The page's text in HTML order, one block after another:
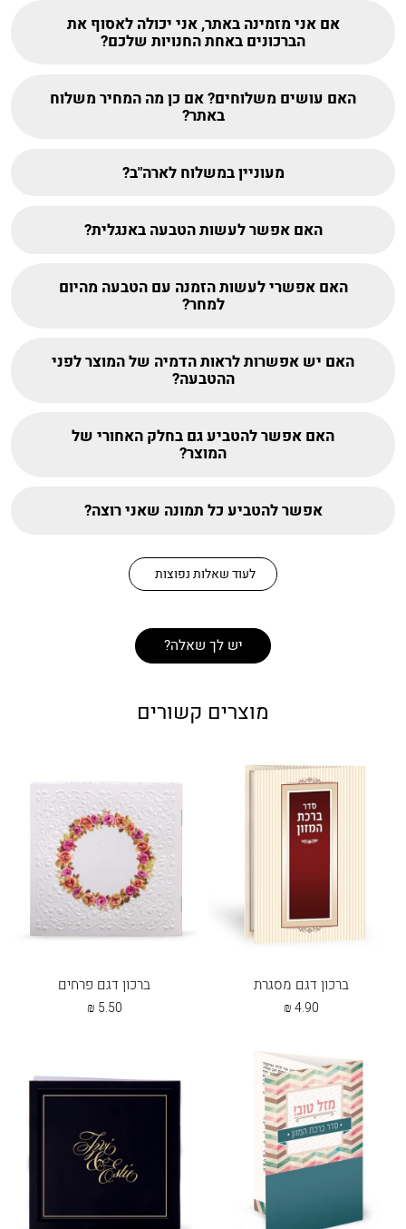
אם אני מזמינה באתר, אני יכולה לאסוף את
הברכונים באחת החנויות שלכם?
האם עושים משלוחים? אם כן מה המחיר משלוח
באתר?
מעוניין במשלוח לארה"ב?
האם אפשר לעשות הטבעה באנגלית?
האם אפשרי לעשות הזמנה עם הטבעה מהיום
למחר?
האם יש אפשרות לראות הדמיה של המוצר לפני
ההטבעה?
האם אפשר להטביע גם בחלק האחורי של
המוצר?
אפשר להטביע כל תמונה שאני רוצה?
לעוד שאלות נפוצות
יש לך שאלה?
מוצרים קשורים
ברכון דגם מסגרת
4.90
₪
ברכון דגם פרחים
5.50
₪